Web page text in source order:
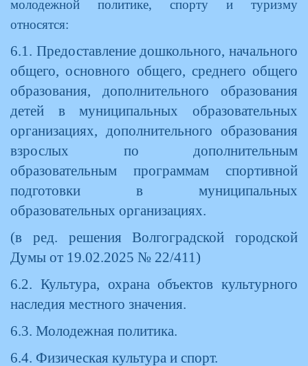
молодежной политике, спорту и туризму
относятся:
6.1. Предоставление дошкольного, начального
общего, основного общего, среднего общего
образования, дополнительного образования
детей в муниципальных образовательных
организациях, дополнительного образования
взрослых по дополнительным
образовательным программам спортивной
подготовки в муниципальных
образовательных организациях.
(в ред. решения Волгоградской городской
Думы от 19.02.2025 № 22/411)
6.2. Культура, охрана объектов культурного
наследия местного значения.
6.3. Молодежная политика.
6.4. Физическая культура и спорт.